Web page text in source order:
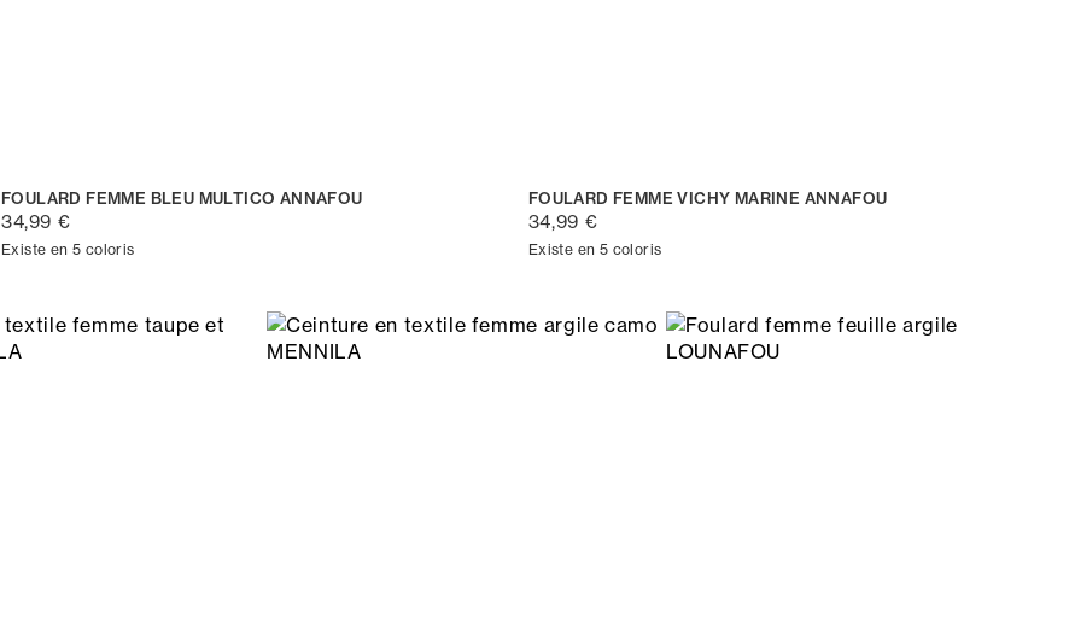
FOULARD FEMME BLEU MULTICO ANNAFOU
34,99 €
Existe en 5 coloris
FOULARD FEMME VICHY MARINE ANNAFOU
34,99 €
Existe en 5 coloris